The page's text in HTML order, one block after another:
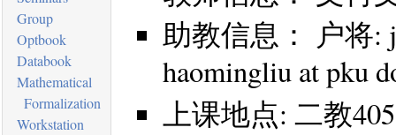
Group
Optbook
Databook
Mathematical
Formalization
Workstation
助教信息： 户将:
haomingliu at pku
上课地点: 二教405